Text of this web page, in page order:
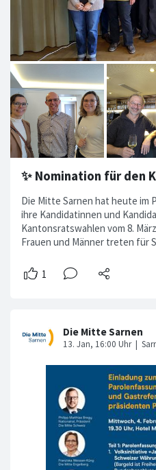
✨ Nomination für den
Die Mitte Sarnen hat heute im
ihre Kandidatinnen und
Kantonsratswahlen vom 8.
Frauen und Männer treten für